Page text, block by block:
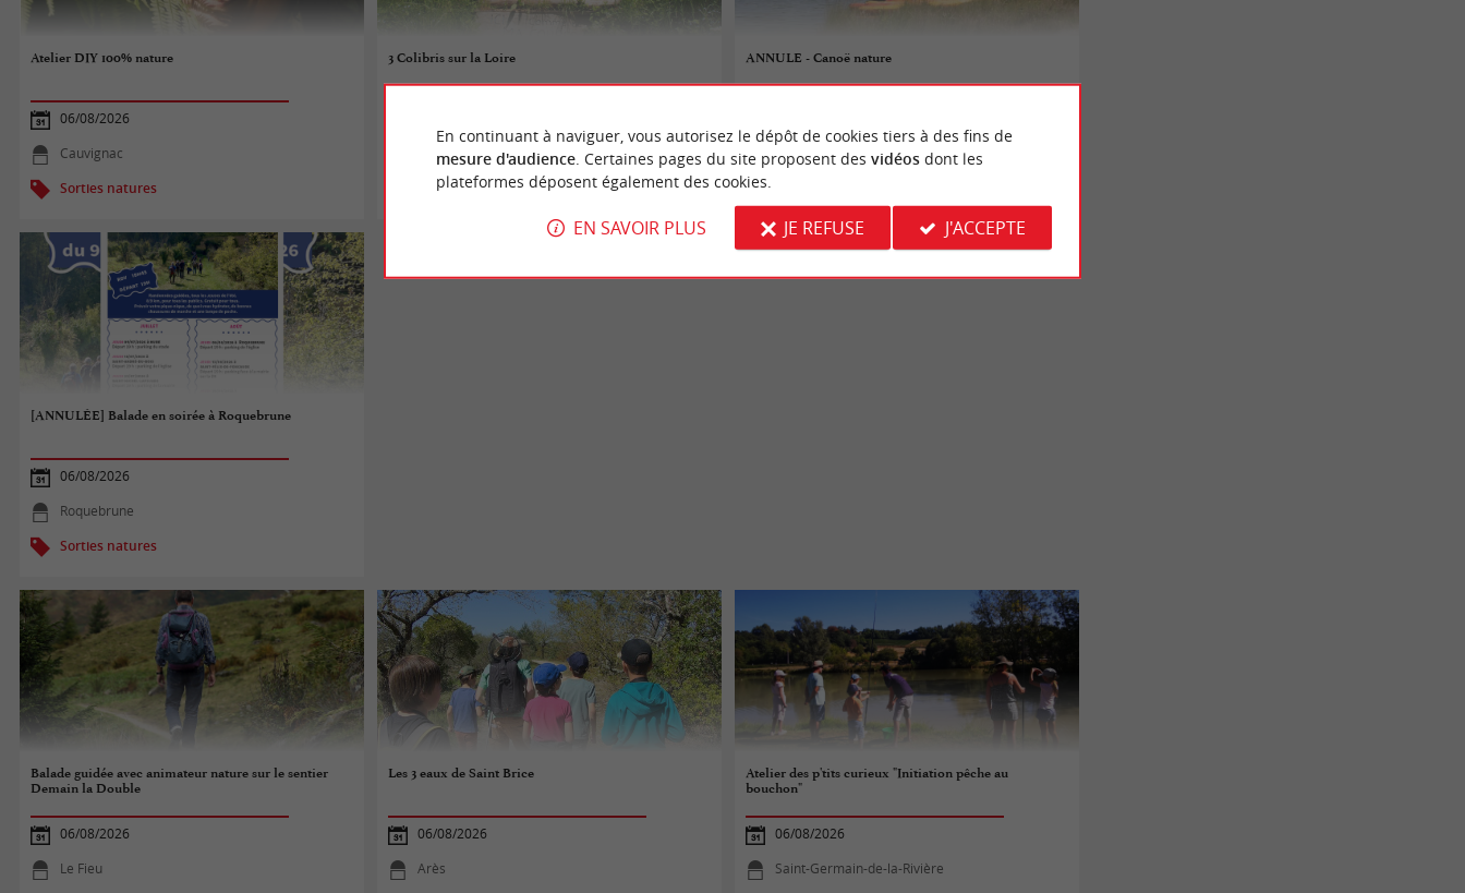
Atelier DIY 100% nature
06/08/2026
Cauvignac
Sorties natures
3 Colibris sur la Loire
Le Fieu
Sorties natures
ANNULE - Canoë nature
Hostens
[ANNULÉE] Balade en soirée à Roquebrune
06/08/2026
Roquebrune
Sorties natures
Balade guidée avec animateur nature sur le sentier
Demain la Double
06/08/2026
Le Fieu
Les 3 eaux de Saint Brice
06/08/2026
Arès
Atelier des p'tits curieux "Initiation pêche au
bouchon"
06/08/2026
Saint-Germain-de-la-Rivière
En continuant à naviguer, vous autorisez le dépôt de cookies tiers à des fins de
mesure d'audience. Certaines pages du site proposent des vidéosdont les
plateformes déposent également des cookies.
EN SAVOIR PLUS JE REFUSE J'ACCEPTE